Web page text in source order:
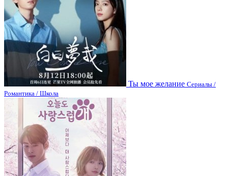
Ты мое желание Сериалы /
Романтика / Школа